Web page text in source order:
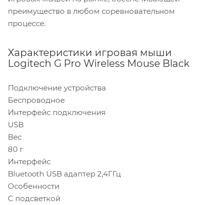
преимущество в любом соревновательном
процессе.
Характеристики игровая мыши
Logitech G Pro Wireless Mouse Black
Подключение устройства
Беспроводное
Интерфейс подключения
USB
Вес
80 г
Интерфейс
Bluetooth USB адаптер 2,4ГГц
Особенности
С подсветкой